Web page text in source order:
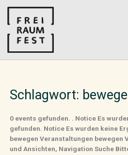
content
Schlagwort:
0 events gefunden. . Notice Es
gefunden. Notice Es wurden keine
bewegen Veranstaltungen bewegen
und Ansichten, Navigation Suche